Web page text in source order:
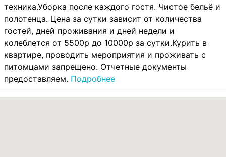
техника.Уборка после каждого гостя. Чистое бельё и
полотенца. Цена за сутки зависит от количества
гостей, дней проживания и дней недели и
колеблется от 5500р до 10000р за сутки.Курить в
квартире, проводить мероприятия и проживать с
питомцами запрещено. Отчетные документы
предоставляем. Подробнее